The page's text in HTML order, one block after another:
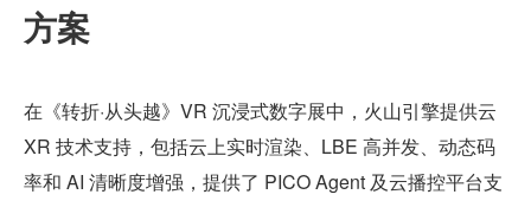
方案
在《转折·从头越》VR 沉浸式数字展中，火山引擎提供云
XR 技术支持，包括云上实时渲染、LBE 高并发、动态码
率和 AI 清晰度增强，提供了 PICO Agent 及云播控平台支